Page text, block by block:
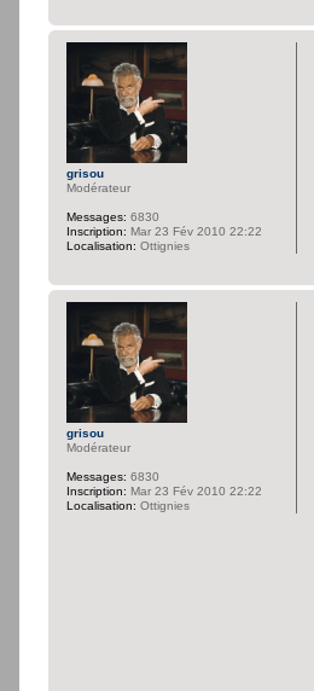
grisou
Modérateur
Messages: 6830
Inscription: Mar 23 Fév 2010 22:22
Localisation: Ottignies
grisou
Modérateur
Messages: 6830
Inscription: Mar 23 Fév 2010 22:22
Localisation: Ottignies